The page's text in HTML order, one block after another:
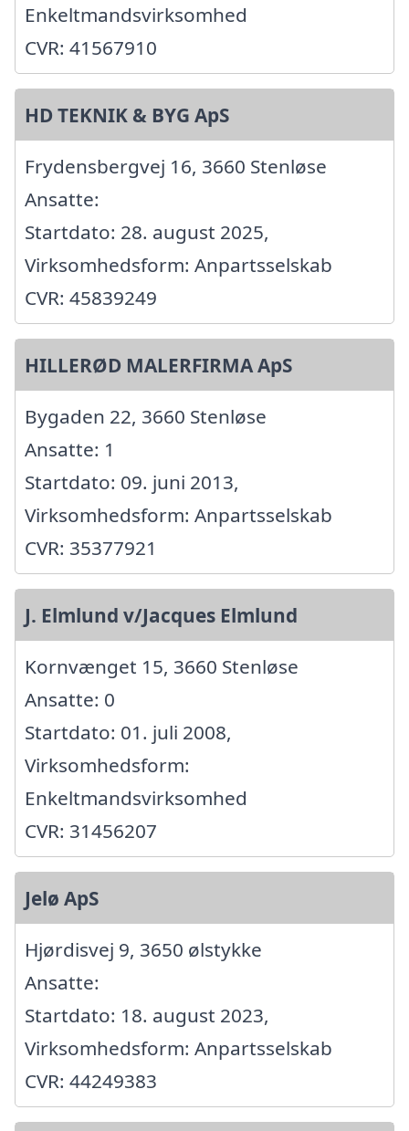
Enkeltmandsvirksomhed
CVR: 41567910
HD TEKNIK & BYG ApS
Frydensbergvej 16, 3660 Stenløse
Ansatte:
Startdato: 28. august 2025,
Virksomhedsform: Anpartsselskab
CVR: 45839249
HILLERØD MALERFIRMA ApS
Bygaden 22, 3660 Stenløse
Ansatte: 1
Startdato: 09. juni 2013,
Virksomhedsform: Anpartsselskab
CVR: 35377921
J. Elmlund v/Jacques Elmlund
Kornvænget 15, 3660 Stenløse
Ansatte: 0
Startdato: 01. juli 2008,
Virksomhedsform:
Enkeltmandsvirksomhed
CVR: 31456207
Jelø ApS
Hjørdisvej 9, 3650 ølstykke
Ansatte:
Startdato: 18. august 2023,
Virksomhedsform: Anpartsselskab
CVR: 44249383